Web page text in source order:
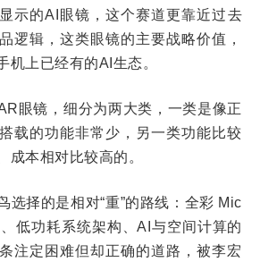
示的AI眼镜，这个赛道更靠近过去
逻辑，这类眼镜的主要战略价值，
机上已经有的AI生态。
眼镜，细分为两大类，一类是像正
载的功能非常少，另一类功能比较
成本相对比较高的。
选择的是相对“重”的路线：全彩 Mic
低功耗系统架构、AI与空间计算的
注定困难但却正确的道路，被李宏